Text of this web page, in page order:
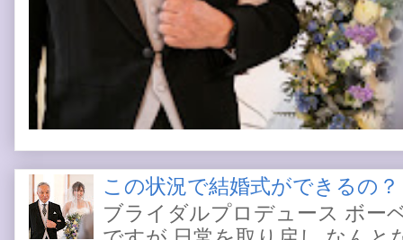
この状況で結婚式ができるの？
ブライダルプロデュース ボー